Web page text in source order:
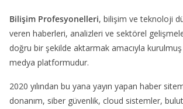
Bilişim Profesyonelleri, bilişim ve teknoloji
veren haberleri, analizleri ve sektörel
doğru bir şekilde aktarmak amacıyla kurulmuş
medya platformudur.
2020 yılından bu yana yayın yapan haber
donanım, siber güvenlik, cloud sistemler,